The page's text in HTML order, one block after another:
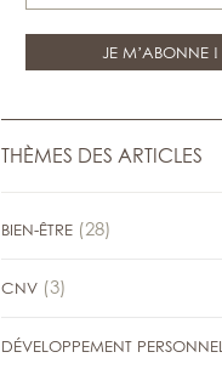
THÈMES DES ARTICLES
BIEN-ÊTRE(28)
CNV(3)
DÉVELOPPEMENT PERSONNEL